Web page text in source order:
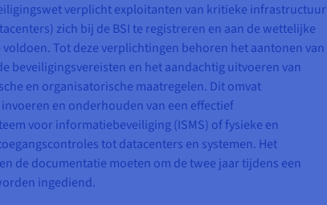
verplicht exploitanten van kritieke infrastructuur
zich bij de BSI te registreren en aan de wettelijke
Tot deze verplichtingen behoren het aantonen van
beveiligingsvereisten en het aandachtig uitvoeren van
en organisatorische maatregelen. Dit omvat
en onderhouden van een effectief
voor informatiebeveiliging (ISMS) of fysieke en
tot datacenters en systemen. Het
de documentatie moeten om de twee jaar tijdens een
ingediend.